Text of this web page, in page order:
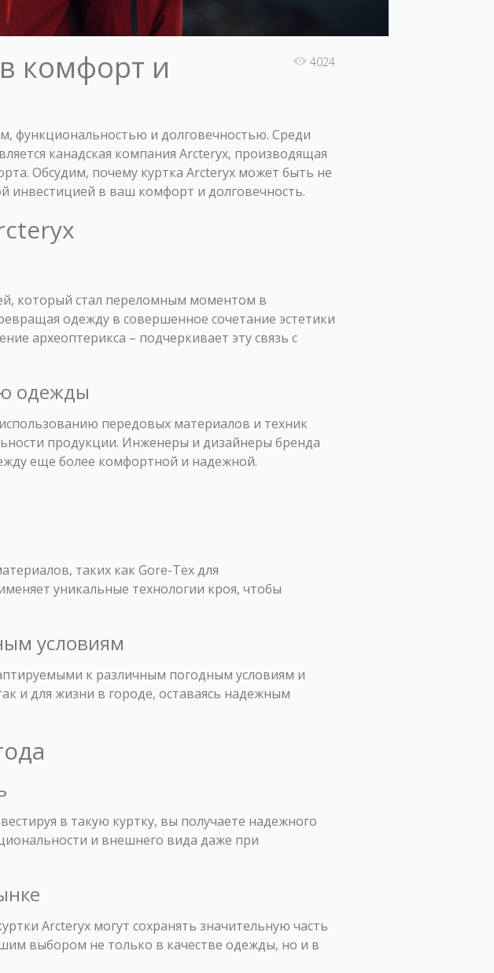
комфорт и 4024
функциональностью и долговечностью. Среди
канадская компания Arcteryx, производящая
Обсудим, почему куртка Arcteryx может быть не
инвестицией в ваш комфорт и долговечность.
который стал переломным моментом в
одежду в совершенное сочетание эстетики
археоптерикса – подчеркивает эту связь с
одежды
передовых материалов и техник
продукции. Инженеры и дизайнеры бренда
еще более комфортной и надежной.
таких как Gore-Tex для
уникальные технологии кроя, чтобы
условиям
к различным погодным условиям и
и для жизни в городе, оставаясь надежным
в такую куртку, вы получаете надежного
и внешнего вида даже при
Arcteryx могут сохранять значительную часть
выбором не только в качестве одежды, но и в